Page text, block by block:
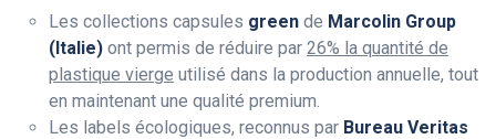
Les collections capsules green de Marcolin Group
(Italie) ont permis de réduire par 26% la quantité de
plastique vierge utilisé dans la production annuelle, tout
en maintenant une qualité premium.
Les labels écologiques, reconnus par Bureau Veritas